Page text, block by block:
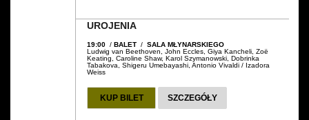
UROJENIA
19:00 / BALET / SALA MŁYNARSKIEGO
Ludwig van Beethoven, John Eccles, Giya Kancheli, Zoë
Keating, Caroline Shaw, Karol Szymanowski, Dobrinka
Tabakova, Shigeru Umebayashi, Antonio Vivaldi / Izadora
Weiss
KUP BILET SZCZEGÓŁY